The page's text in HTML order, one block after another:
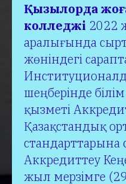
Қызылорда
колледжі 2022
аралығында
жөніндегі
шеңберінде
қызметі
Қазақстандық
стандарттарына
Аккредиттеу
жыл мерзімге